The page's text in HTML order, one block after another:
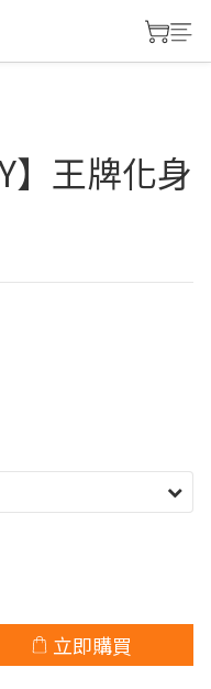
】王牌化身
立即購買